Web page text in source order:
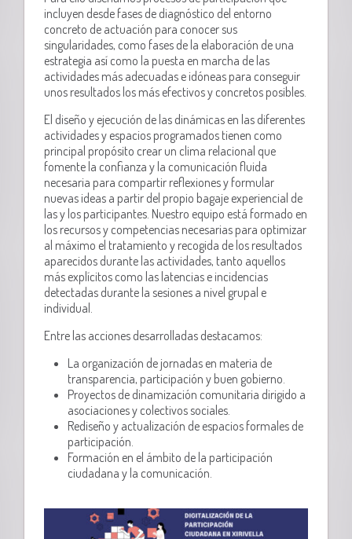
incluyen desde fases de diagnóstico del entorno
concreto de actuación para conocer sus
singularidades, como fases de la elaboración de una
estrategia así como la puesta en marcha de las
actividades más adecuadas e idóneas para conseguir
unos resultados los más efectivos y concretos posibles.
El diseño y ejecución de las dinámicas en las diferentes
actividades y espacios programados tienen como
principal propósito crear un clima relacional que
fomente la confianza y la comunicación fluida
necesaria para compartir reflexiones y formular
nuevas ideas a partir del propio bagaje experiencial de
las y los participantes. Nuestro equipo está formado en
los recursos y competencias necesarias para optimizar
al máximo el tratamiento y recogida de los resultados
aparecidos durante las actividades, tanto aquellos
más explícitos como las latencias e incidencias
detectadas durante la sesiones a nivel grupal e
individual.
Entre las acciones desarrolladas destacamos:
La organización de jornadas en materia de
transparencia, participación y buen gobierno.
Proyectos de dinamización comunitaria dirigido a
asociaciones y colectivos sociales.
Rediseño y actualización de espacios formales de
participación.
Formación en el ámbito de la participación
ciudadana y la comunicación.